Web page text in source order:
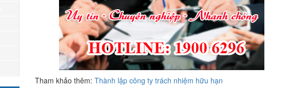
Tham khảo thêm: Thành lập công ty trách nhiệm hữu hạn